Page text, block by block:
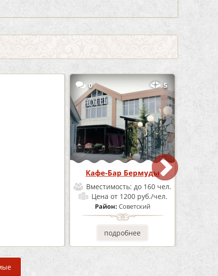
0 5
Кафе-Бар Бермуды
Вместимость: до 160 чел.
Цена от 1200 руб./чел.
Район: Советский
подробнее